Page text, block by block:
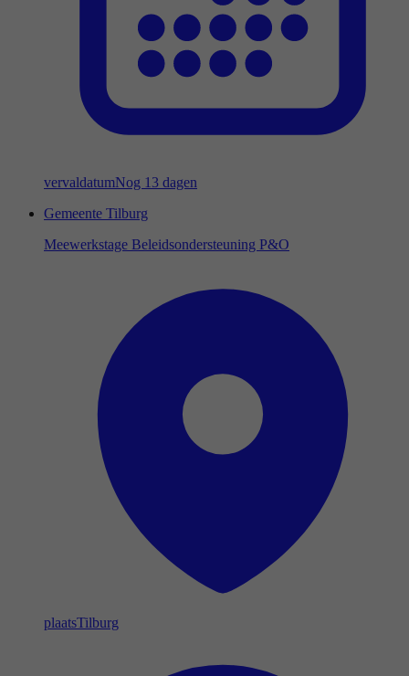
vervaldatumNog 13 dagen
Gemeente Tilburg
Meewerkstage Beleidsondersteuning P&O
plaatsTilburg